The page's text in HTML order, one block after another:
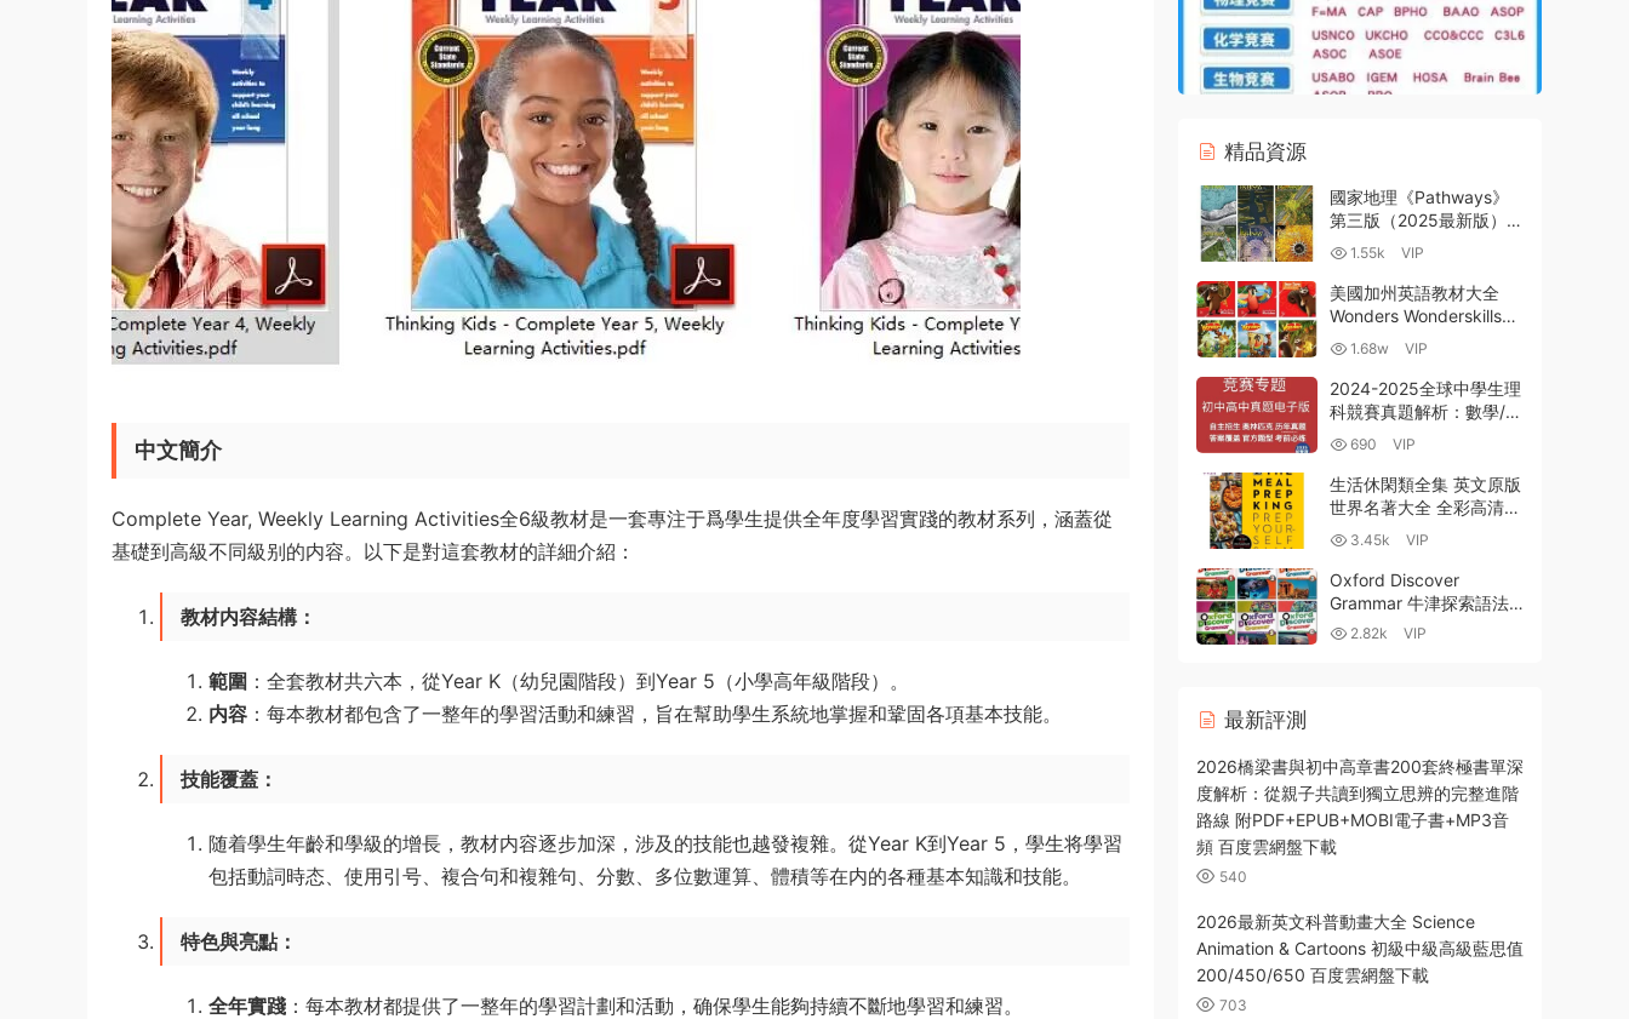
中文簡介
Complete Year, Weekly Learning Activities全6級教材是一套專注于爲學生提供全年度學習實踐的教材系列，涵蓋從
基礎到高級不同級别的内容。以下是對這套教材的詳細介紹：
教材内容結構 ：
範圍 ：全套教材共六本，從Year K（幼兒園階段）到Year 5（小學高年級階段）。
内容 ：每本教材都包含了一整年的學習活動和練習，旨在幫助學生系統地掌握和鞏固各項基本技能。
技能覆蓋 ：
随着學生年齡和學級的增長，教材内容逐步加深，涉及的技能也越發複雜。從Year K到Year 5，學生将學習
包括動詞時态、使用引号、複合句和複雜句、分數、多位數運算、體積等在内的各種基本知識和技能。
特色與亮點 ：
全年實踐 ：每本教材都提供了一整年的學習計劃和活動，确保學生能夠持續不斷地學習和練習。
精品資源
國家地理《Pathways》
第三版（2025最新版）深
度解析 托福雅思銜接 全
套PDF電子版音視頻資源
下載
1.55k VIP
美國加州英語教材大全
Wonders Wonderskills
Treasures幼兒園小學中
學教材 綜合練習冊 數學
科學 閱讀 詞彙 語法 寫作
百度網盤下載
1.68w VIP
2024-2025全球中學生理
科競賽真題解析：數學/物
理/化學/生物奧賽與清北
強基計劃命題趨勢全攻略
PDF+WORD電子版下載
690 VIP
生活休閑類全集 英文原版
世界名著大全 全彩高清
PDF電子書 百度網盤下載
3.45k VIP
Oxford Discover
Grammar 牛津探索語法
1-6級含答案 全彩PDF
2.82k VIP
最新評測
2026橋梁書與初中高章書200套終極書單深
度解析：從親子共讀到獨立思辨的完整進階
路線 附PDF+EPUB+MOBI電子書+MP3音
頻 百度雲網盤下載
540
2026最新英文科普動畫大全 Science
Animation & Cartoons 初級中級高級藍思值
200/450/650 百度雲網盤下載
703